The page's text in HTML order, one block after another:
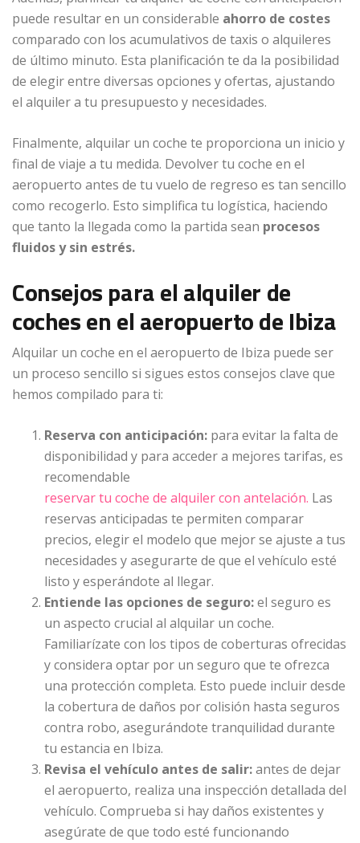
puede resultar en un considerable ahorro de costes
comparado con los acumulativos de taxis o alquileres
de último minuto. Esta planificación te da la posibilidad
de elegir entre diversas opciones y ofertas, ajustando
el alquiler a tu presupuesto y necesidades.
Finalmente, alquilar un coche te proporciona un inicio y
final de viaje a tu medida. Devolver tu coche en el
aeropuerto antes de tu vuelo de regreso es tan sencillo
como recogerlo. Esto simplifica tu logística, haciendo
que tanto la llegada como la partida sean procesos
fluidos y sin estrés.
Consejos para el alquiler de
coches en el aeropuerto de Ibiza
Alquilar un coche en el aeropuerto de Ibiza puede ser
un proceso sencillo si sigues estos consejos clave que
hemos compilado para ti:
Reserva con anticipación: para evitar la falta de
disponibilidad y para acceder a mejores tarifas, es
recomendable
reservar tu coche de alquiler con antelación. Las
reservas anticipadas te permiten comparar
precios, elegir el modelo que mejor se ajuste a tus
necesidades y asegurarte de que el vehículo esté
listo y esperándote al llegar.
Entiende las opciones de seguro:el seguro es
un aspecto crucial al alquilar un coche.
Familiarízate con los tipos de coberturas ofrecidas
y considera optar por un seguro que te ofrezca
una protección completa. Esto puede incluir desde
la cobertura de daños por colisión hasta seguros
contra robo, asegurándote tranquilidad durante
tu estancia en Ibiza.
Revisa el vehículo antes de salir:antes de dejar
el aeropuerto, realiza una inspección detallada del
vehículo. Comprueba si hay daños existentes y
asegúrate de que todo esté funcionando